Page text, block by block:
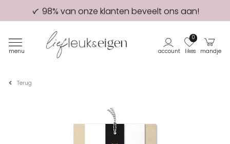
98% van onze klanten beveelt ons aan!
Eerste proefdruk GRATIS
menu account likes
0
mandje
Terug